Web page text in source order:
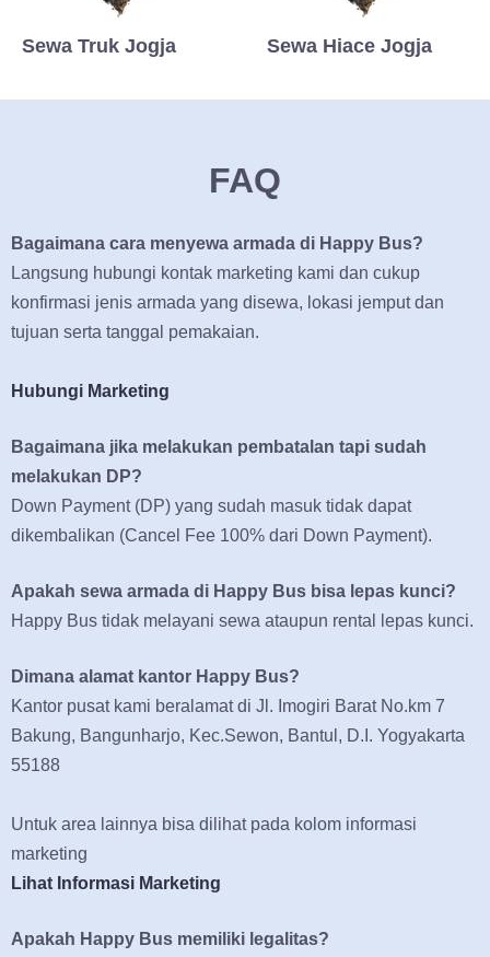
Sewa Truk Jogja Sewa Hiace Jogja
FAQ
Bagaimana cara menyewa armada di Happy Bus?
Langsung hubungi kontak marketing kami dan cukup
konfirmasi jenis armada yang disewa, lokasi jemput dan
tujuan serta tanggal pemakaian.
Hubungi Marketing
Bagaimana jika melakukan pembatalan tapi sudah
melakukan DP?
Down Payment (DP) yang sudah masuk tidak dapat
dikembalikan (Cancel Fee 100% dari Down Payment).
Apakah sewa armada di Happy Bus bisa lepas kunci?
Happy Bus tidak melayani sewa ataupun rental lepas kunci.
Dimana alamat kantor Happy Bus?
Kantor pusat kami beralamat di Jl. Imogiri Barat No.km 7
Bakung, Bangunharjo, Kec.Sewon, Bantul, D.I. Yogyakarta
55188
Untuk area lainnya bisa dilihat pada kolom informasi
marketing
Lihat Informasi Marketing
Apakah Happy Bus memiliki legalitas?